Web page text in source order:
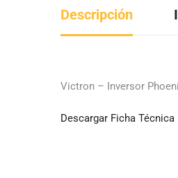
Descripción
Victron – Inversor
Descargar Ficha Técnica